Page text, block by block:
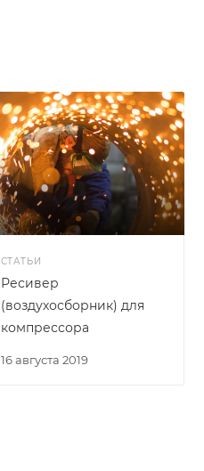
СТАТЬИ
16 августа 2019
Ресивер
(воздухосборник) для
компрессора